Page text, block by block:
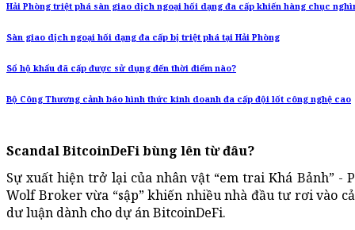
Hải Phòng triệt phá sàn giao dịch ngoại hối dạng đa cấp khiến hàng chục
Sàn giao dịch ngoại hối dạng đa cấp bị triệt phá tại Hải Phòng
Sổ hộ khẩu đã cấp được sử dụng đến thời điểm nào?
Bộ Công Thương cảnh báo hình thức kinh doanh đa cấp đội lốt công nghệ cao
Scandal BitcoinDeFi bùng lên từ đâu?
Sự xuất hiện trở lại của nhân vật “em trai Khá Bảnh” -
Wolf Broker vừa “sập” khiến nhiều nhà đầu tư rơi vào
dư luận dành cho dự án BitcoinDeFi.